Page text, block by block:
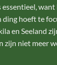
ding hoeft te
en Seeland
zijn niet meer